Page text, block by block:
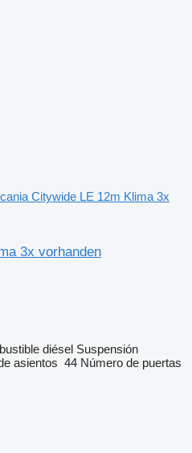
Citywide LE 12m Klima 3x
3x vorhanden
diésel Suspensión
asientos 44 Número de puertas